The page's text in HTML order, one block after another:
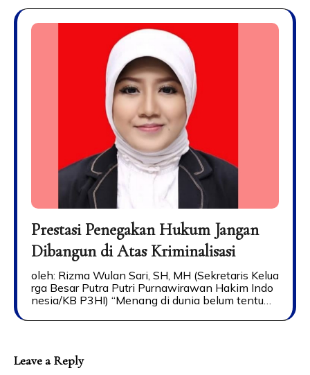
Prestasi Penegakan Hukum Jangan
Dibangun di Atas Kriminalisasi
oleh: Rizma Wulan Sari, SH, MH (Sekretaris Kelua
rga Besar Putra Putri Purnawirawan Hakim Indo
nesia/KB P3HI) “Menang di dunia belum tentu…
Leave a Reply